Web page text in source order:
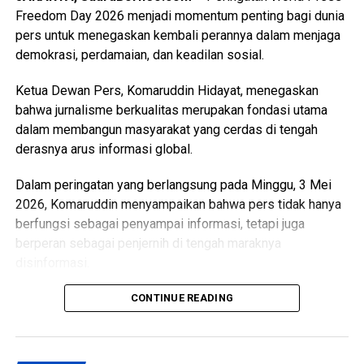
Consecutive Years (2021–2025) – Golden Award
• The 2nd Best Region Bank in Service Excellence 2026 –
Overall Walk In Channel and Digital Channel
• The Best Region Bank in Excellence Website
• The 2nd Best Region Bank in Excellence Satpam
• The 2nd Best Region Bank in Excellence Convenient
Branch Experience
• The 2nd Best Region Bank in Excellence ATM
• The 2nd Best Region Bank in Excellence Live Chat
• The 2nd Best Region Bank in Excellence Call Center
• The 2nd Best Region Bank in Excellence SMS Banking
wujud apresiasi atas komitmen seluruh insan Bank Kalsel
dalam menghadirkan layanan yang berkualitas serta
berorientasi pada kebutuhan nasabah.
Freedom Day 2026 menjadi momentum penting bagi dunia
pers untuk menegaskan kembali perannya dalam menjaga
demokrasi, perdamaian, dan keadilan sosial.
Ketua Dewan Pers, Komaruddin Hidayat, menegaskan
bahwa jurnalisme berkualitas merupakan fondasi utama
dalam membangun masyarakat yang cerdas di tengah
derasnya arus informasi global.
Dalam peringatan yang berlangsung pada Minggu, 3 Mei
2026, Komaruddin menyampaikan bahwa pers tidak hanya
berfungsi sebagai penyampai informasi, tetapi juga
berperan sebagai penjernih di tengah maraknya
“Tanpa informasi yang akurat, berimbang, dan edukatif, sulit
CONTINUE READING